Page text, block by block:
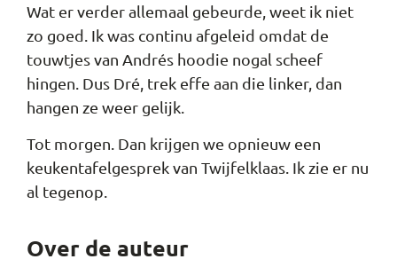
Wat er verder allemaal gebeurde, weet ik niet
zo goed. Ik was continu afgeleid omdat de
touwtjes van Andrés hoodie nogal scheef
hingen. Dus Dré, trek effe aan die linker, dan
hangen ze weer gelijk.
Tot morgen. Dan krijgen we opnieuw een
keukentafelgesprek van Twijfelklaas. Ik zie er nu
al tegenop.
Over de auteur